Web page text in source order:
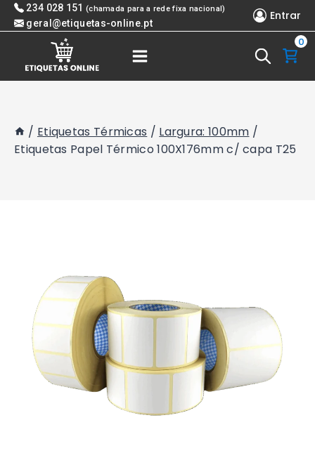
Skip 234 028 151 (chamada para a rede fixa nacional)
geral@etiquetas-online.pt
Entrar
0
/ Etiquetas Térmicas / Largura: 100mm /
Etiquetas Papel Térmico 100X176mm c/ capa T25